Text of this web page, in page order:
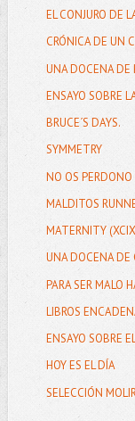
EL CONJURO DE
CRÓNICA DE UN
UNA DOCENA DE
ENSAYO SOBRE
BRUCE´S DAYS.
SYMMETRY
NO OS PERDONO
MALDITOS
MATERNITY
UNA DOCENA DE
PARA SER MALO
LIBROS
ENSAYO SOBRE
HOY ES EL DÍA
SELECCIÓN